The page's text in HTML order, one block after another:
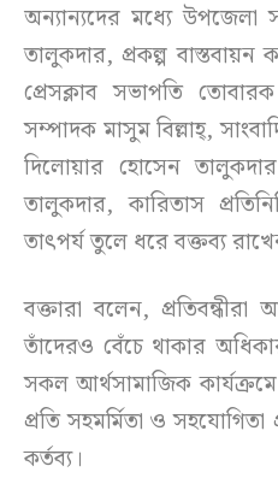
অন্যান্যদের মধ্যে
তালুকদার, প্রকল্প
প্রেসক্লাব সভাপতি
সম্পাদক মাসুম বিল্লাহ্,
দিলোয়ার হোসেন
তালুকদার, কারিতাস
তাৎপর্য তুলে ধরে বক্তব্য
বক্তারা বলেন,
তাঁদেরও বেঁচে থাকার
সকল আর্থসামাজিক
প্রতি সহমর্মিতা ও সহযোগিতা
কর্তব্য।